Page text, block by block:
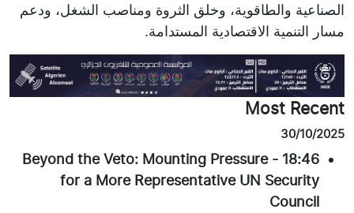
الصناعية والطاقوية، وخلق الثروة ومناصب الشغل، ودعم
مسار التنمية الاقتصادية المستدامة.
Most Recent
30/10/2025
18:46
-
Beyond the Veto: Mounting Pressure
for a More Representative UN Security
Council